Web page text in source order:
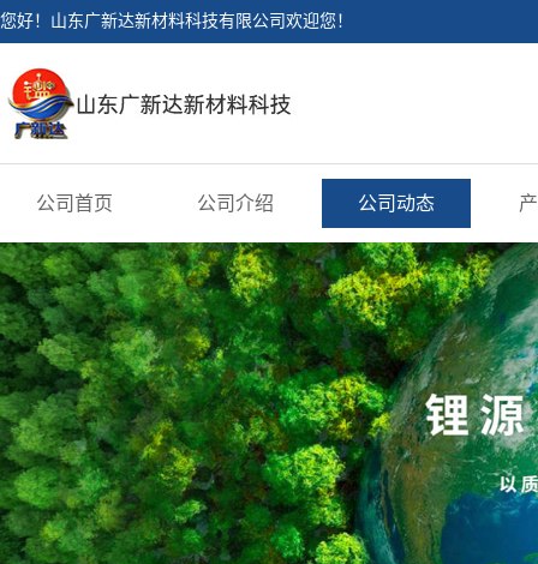
您好！山东广新达新材料科技有限公司欢迎您！
公司首页 公司介绍 公司动态